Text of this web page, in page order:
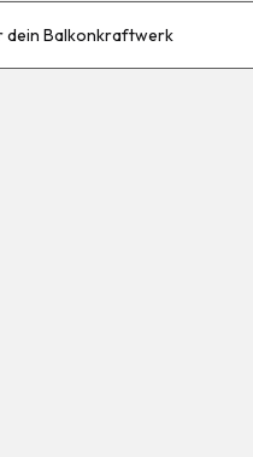
dein Balkonkraftwerk